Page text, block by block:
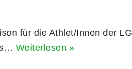
für die Athlet/Innen der LG
Weiterlesen »